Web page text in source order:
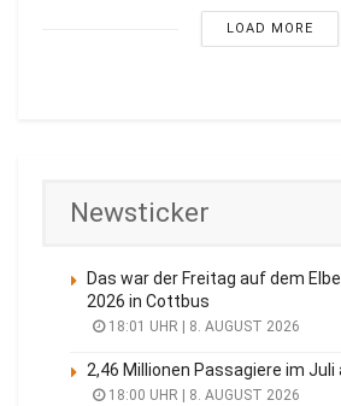
LOAD MORE
Newsticker
Das war der Freitag auf dem
2026 in Cottbus
18:01 UHR | 8. AUGUST 2026
2,46 Millionen Passagiere im Juli
18:00 UHR | 8. AUGUST 2026